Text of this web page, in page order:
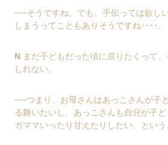
──そうですね。でも、手伝っては欲し
しまうってこともありそうですね････。
N まだ子どもだった頃に戻りたくって
しれない。
──つまり、お母さんはあっこさんが子
る舞いたいし、あっこさんも自分が子
ガママいったり甘えたりしたい、という